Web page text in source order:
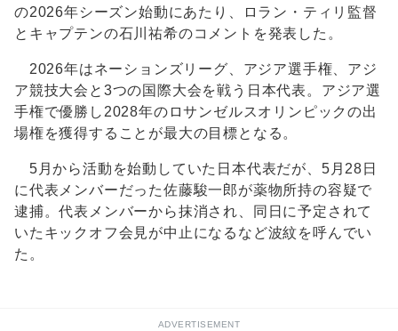
の2026年シーズン始動にあたり、ロラン・ティリ監督
とキャプテンの石川祐希のコメントを発表した。
2026年はネーションズリーグ、アジア選手権、アジ
ア競技大会と3つの国際大会を戦う日本代表。アジア選
手権で優勝し2028年のロサンゼルスオリンピックの出
場権を獲得することが最大の目標となる。
5月から活動を始動していた日本代表だが、5月28日
に代表メンバーだった佐藤駿一郎が薬物所持の容疑で
逮捕。代表メンバーから抹消され、同日に予定されて
いたキックオフ会見が中止になるなど波紋を呼んでい
た。
ADVERTISEMENT